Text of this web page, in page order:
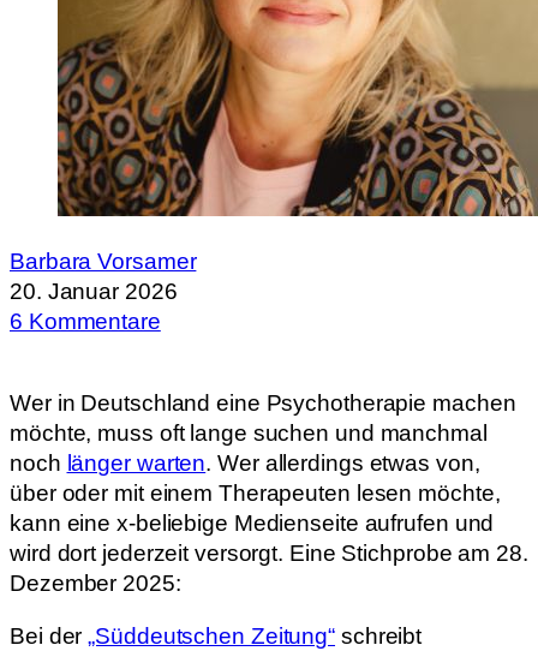
Barbara Vorsamer
20. Januar 2026
6 Kommentare
Wer in Deutschland eine Psychotherapie machen
möchte, muss oft lange suchen und manchmal
noch länger warten. Wer allerdings etwas von,
über oder mit einem Therapeuten lesen möchte,
kann eine x-beliebige Medienseite aufrufen und
wird dort jederzeit versorgt. Eine Stichprobe am 28.
Dezember 2025:
Bei der„Süddeutschen Zeitung“ schreibt